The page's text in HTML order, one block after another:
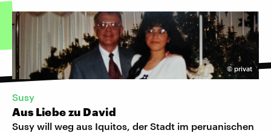
© privat
Susy
Aus Liebe zu David
Susy will weg aus Iquitos, der Stadt im peruanischen